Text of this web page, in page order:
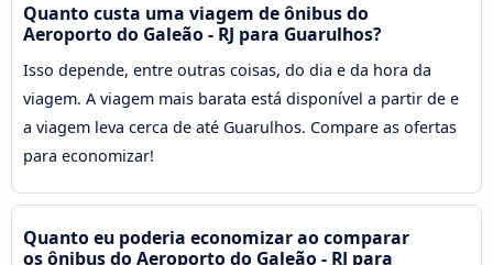
Quanto custa uma viagem de ônibus do
Aeroporto do Galeão - RJ para Guarulhos?
Isso depende, entre outras coisas, do dia e da hora da
viagem. A viagem mais barata está disponível a partir de e
a viagem leva cerca de até Guarulhos. Compare as ofertas
para economizar!
Quanto eu poderia economizar ao comparar
os ônibus do Aeroporto do Galeão - RJ para